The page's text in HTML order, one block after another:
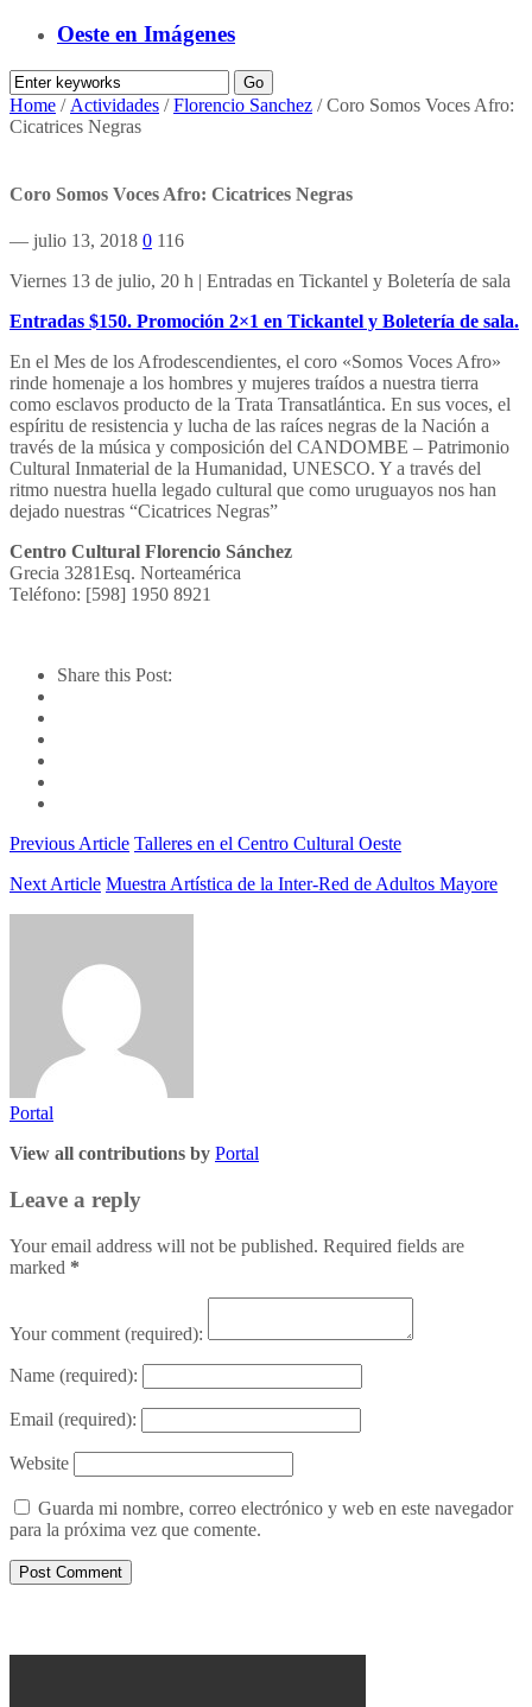
Oeste en Imágenes
Home / Actividades /Florencio Sanchez /Coro Somos Voces Afro:
Cicatrices Negras
Coro Somos Voces Afro: Cicatrices Negras
— julio 13, 2018 0 116
Viernes 13 de julio, 20 h | Entradas en Tickantel y Boletería de sala
Entradas $150. Promoción 2×1 en Tickantel y Boletería de sala.
En el Mes de los Afrodescendientes, el coro «Somos Voces Afro»
rinde homenaje a los hombres y mujeres traídos a nuestra tierra
como esclavos producto de la Trata Transatlántica. En sus voces, el
espíritu de resistencia y lucha de las raíces negras de la Nación a
través de la música y composición del CANDOMBE – Patrimonio
Cultural Inmaterial de la Humanidad, UNESCO. Y a través del
ritmo nuestra huella legado cultural que como uruguayos nos han
dejado nuestras “Cicatrices Negras”
Centro Cultural Florencio Sánchez
Grecia 3281Esq. Norteamérica
Teléfono: [598] 1950 8921
Share this Post:
Previous Article Talleres en el Centro Cultural Oeste
Next Article Muestra Artística de la Inter-Red de Adultos Mayore
Portal
View all contributions by Portal
Leave a reply
Your email address will not be published. Required fields are
marked *
Your comment (required):
Name (required):
Email (required):
Website
Guarda mi nombre, correo electrónico y web en este navegador
para la próxima vez que comente.